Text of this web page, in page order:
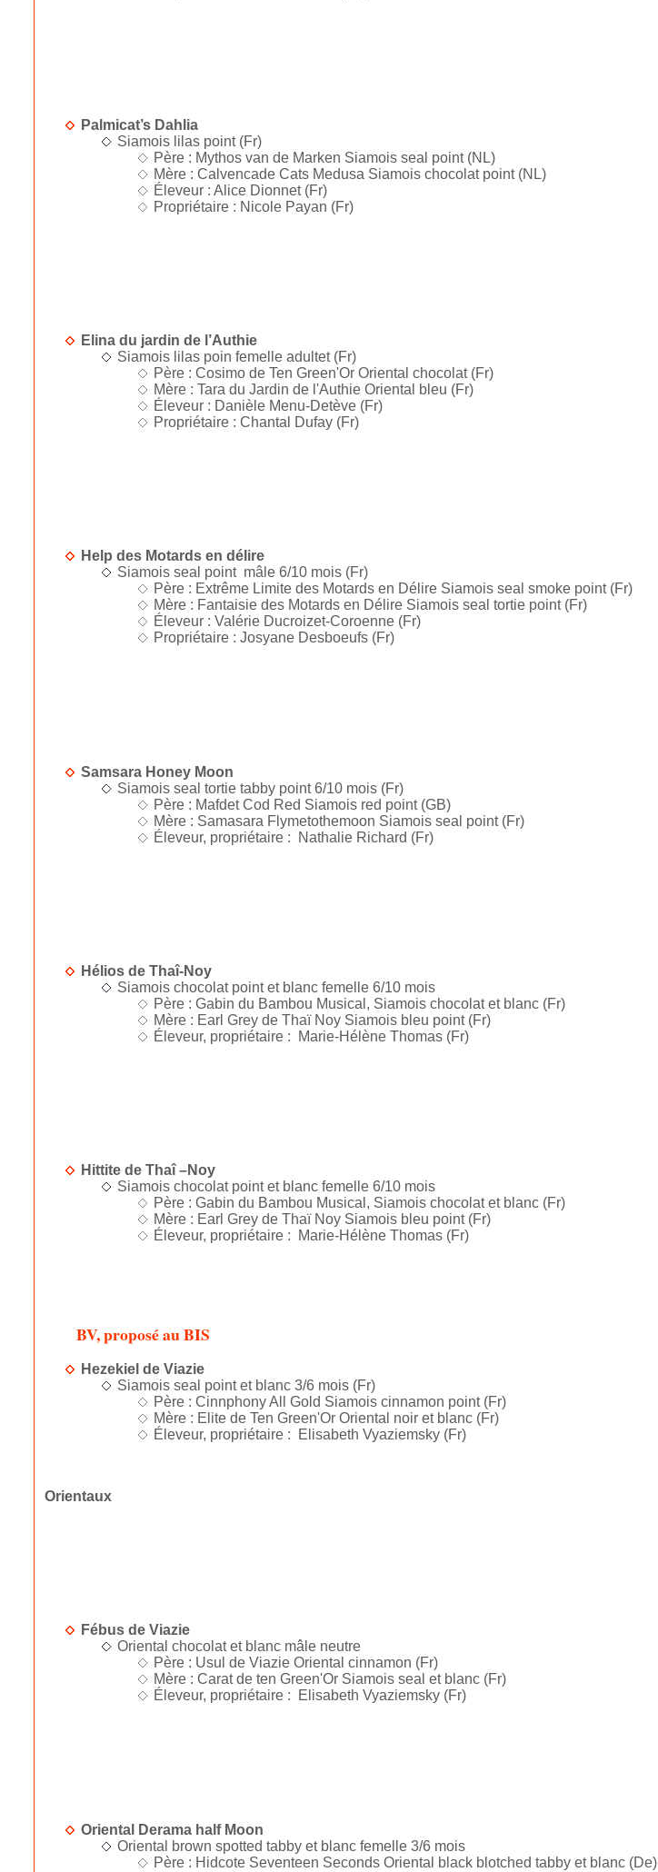
Palmicat’s Dahlia
Siamois lilas point (Fr)
Père : Mythos van de Marken Siamois seal point (NL)
Mère : Calvencade Cats Medusa Siamois chocolat point (NL)
Éleveur : Alice Dionnet (Fr)
Propriétaire : Nicole Payan (Fr)
Elina du jardin de l’Authie
Siamois lilas poin femelle adultet (Fr)
Père : Cosimo de Ten Green'Or Oriental chocolat (Fr)
Mère : Tara du Jardin de l'Authie Oriental bleu (Fr)
Éleveur : Danièle Menu-Detève (Fr)
Propriétaire : Chantal Dufay (Fr)
Help des Motards en délire
Siamois seal point mâle 6/10 mois (Fr)
Père : Extrême Limite des Motards en Délire Siamois seal smoke point (Fr)
Mère : Fantaisie des Motards en Délire Siamois seal tortie point (Fr)
Éleveur : Valérie Ducroizet-Coroenne (Fr)
Propriétaire : Josyane Desboeufs (Fr)
Samsara Honey Moon
Siamois seal tortie tabby point 6/10 mois (Fr)
Père : Mafdet Cod Red Siamois red point (GB)
Mère : Samasara Flymetothemoon Siamois seal point (Fr)
Éleveur, propriétaire : Nathalie Richard (Fr)
Hélios de Thaî-Noy
Siamois chocolat point et blanc femelle 6/10 mois
Père : Gabin du Bambou Musical, Siamois chocolat et blanc (Fr)
Mère : Earl Grey de Thaï Noy Siamois bleu point (Fr)
Éleveur, propriétaire : Marie-Hélène Thomas (Fr)
Hittite de Thaî –Noy
Siamois chocolat point et blanc femelle 6/10 mois
Père : Gabin du Bambou Musical, Siamois chocolat et blanc (Fr)
Mère : Earl Grey de Thaï Noy Siamois bleu point (Fr)
Éleveur, propriétaire : Marie-Hélène Thomas (Fr)
BV, proposé au BIS
Hezekiel de Viazie
Siamois seal point et blanc 3/6 mois (Fr)
Père : Cinnphony All Gold Siamois cinnamon point (Fr)
Mère : Elite de Ten Green'Or Oriental noir et blanc (Fr)
Éleveur, propriétaire : Elisabeth Vyaziemsky (Fr)
Orientaux
Fébus de Viazie
Oriental chocolat et blanc mâle neutre
Père : Usul de Viazie Oriental cinnamon (Fr)
Mère : Carat de ten Green'Or Siamois seal et blanc (Fr)
Éleveur, propriétaire : Elisabeth Vyaziemsky (Fr)
Oriental Derama half Moon
Oriental brown spotted tabby et blanc femelle 3/6 mois
Père : Hidcote Seventeen Seconds Oriental black blotched tabby et blanc (De)